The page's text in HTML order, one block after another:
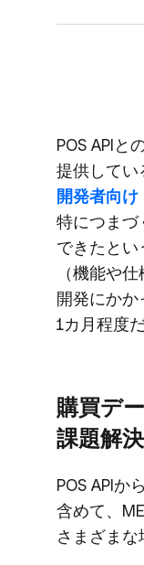
POS APIと
提供してい
開発者向け
特に​つまづ
できたと​い
（機能や​
開発に​かか
1カ月程度
購買デ
課題解決
POS APIか
含めて、​
さまざまな​